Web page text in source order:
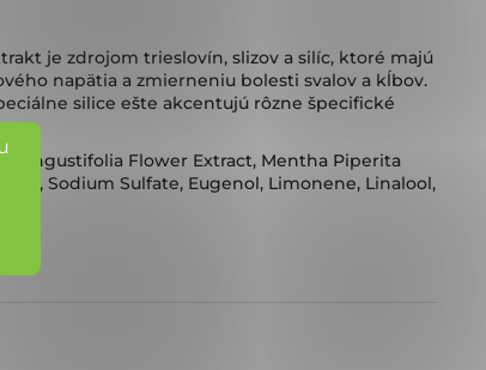
je zdrojom trieslovín, slizov a silíc, ktoré majú
napätia a zmierneniu bolesti svalov a kĺbov.
silice ešte akcentujú rôzne špecifické
Angustifolia Flower Extract, Mentha Piperita
Sodium Sulfate, Eugenol, Limonene, Linalool,